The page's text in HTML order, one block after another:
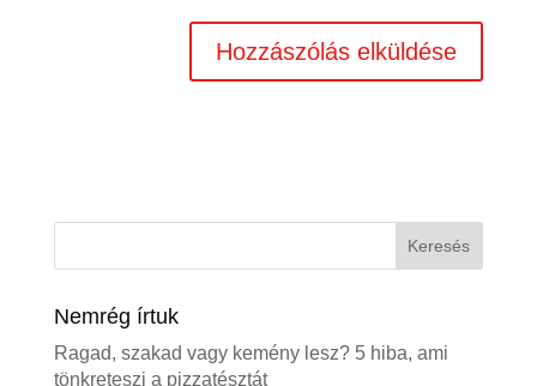
Nemrég írtuk
Ragad, szakad vagy kemény lesz? 5 hiba, ami
tönkreteszi a pizzatésztát